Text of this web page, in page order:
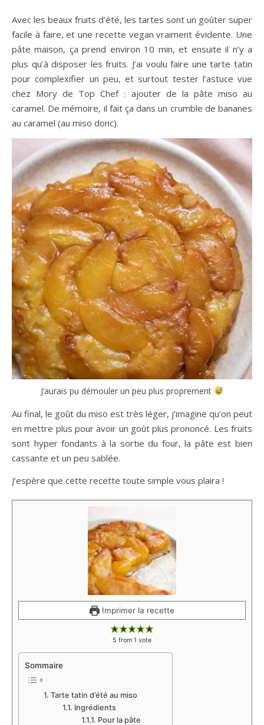
Avec les beaux fruits d’été, les tartes sont un goûter super
facile à faire, et une recette vegan vraiment évidente. Une
pâte maison, ça prend environ 10 min, et ensuite il n’y a
plus qu’à disposer les fruits. J’ai voulu faire une tarte tatin
pour complexifier un peu, et surtout tester l’astuce vue
chez Mory de Top Chef : ajouter de la pâte miso au
caramel. De mémoire, il fait ça dans un crumble de bananes
au caramel (au miso donc).
J’aurais pu démouler un peu plus proprement
Au final, le goût du miso est très léger, j’imagine qu’on peut
en mettre plus pour avoir un goût plus prononcé. Les fruits
sont hyper fondants à la sortie du four, la pâte est bien
cassante et un peu sablée.
J’espère que cette recette toute simple vous plaira !
Imprimer la recette
5 from 1 vote
Sommaire
Tarte tatin d’été au miso
Ingrédients
Pour la pâte